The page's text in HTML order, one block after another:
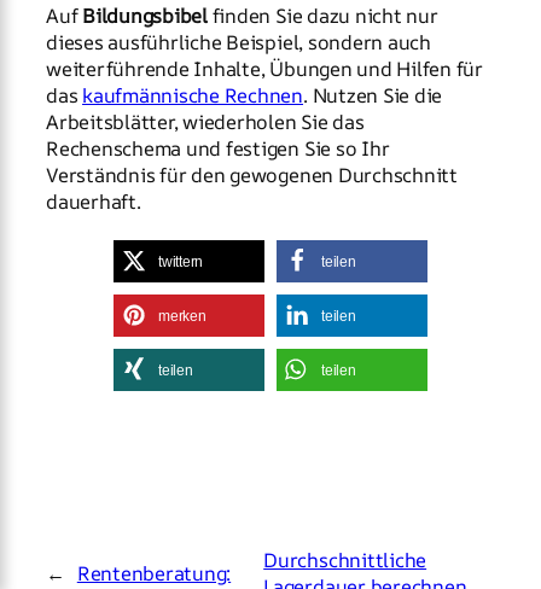
AufBildungsbibelfinden Sie dazu nicht nur
dieses ausführliche Beispiel, sondern auch
weiterführende Inhalte, Übungen und Hilfen für
das kaufmännische Rechnen. Nutzen Sie die
Arbeitsblätter, wiederholen Sie das
Rechenschema und festigen Sie so Ihr
Verständnis für den gewogenen Durchschnitt
dauerhaft.
twittern teilen
merken teilen
teilen teilen
←
Rentenberatung:
Durchschnittliche